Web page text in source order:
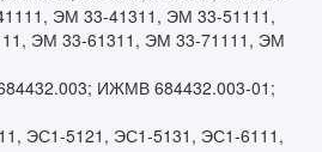
ЭМ 33-41311, ЭМ 33-51111,
ЭМ 33-61311, ЭМ 33-71111, ЭМ
ИЖМВ 684432.003-01;
ЭС1-5121, ЭС1-5131, ЭС1-6111,